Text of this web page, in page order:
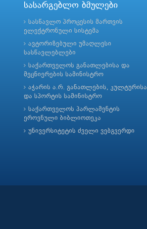
სასარგებლო ბმულები
სასწავლო პროცესის მართვის
ელექტრონული სისტემა
ავტორიზებული უმაღლესი
სასწავლებლები
საქართველოს განათლებისა და
მეცნიერების სამინისტრო
აჭარის ა.რ. განათლების, კულტურისა
და სპორტის სამინისტრო
საქართველოს პარლამენტის
ეროვნული ბიბლიოთეკა
უნივერსიტეტის ძველი ვებგვერდი